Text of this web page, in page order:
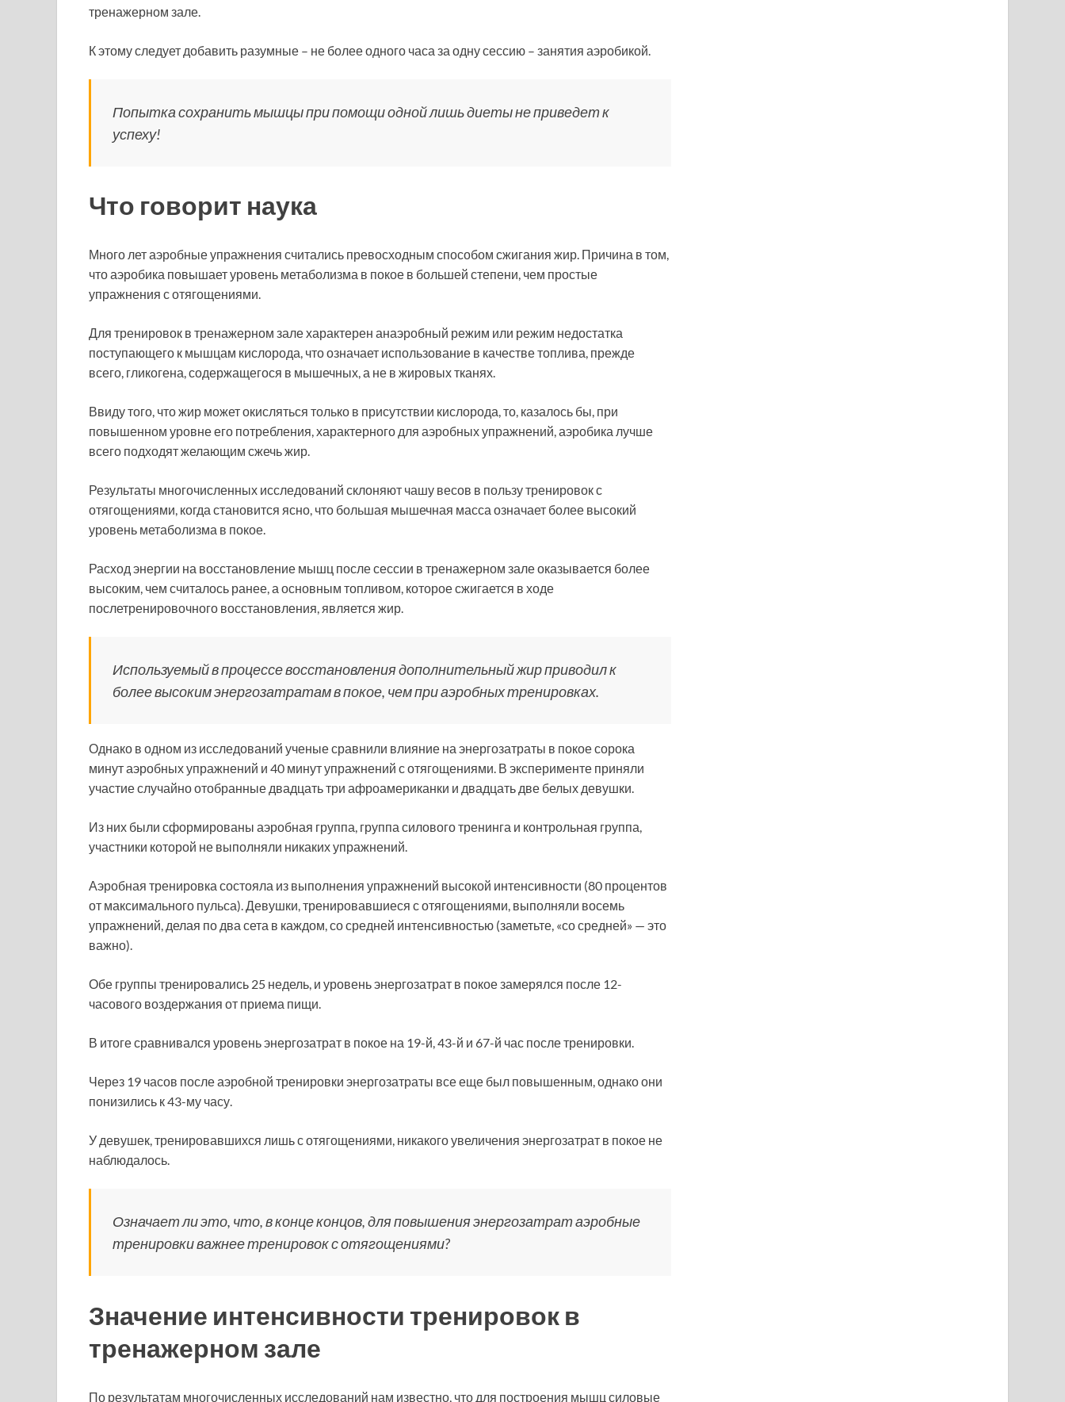
тренажерном зале.
К этому следует добавить разумные – не более одного часа за одну сессию – занятия аэробикой.
Попытка сохранить мышцы при помощи одной лишь диеты не приведет к
успеху!
Что говорит наука
Много лет аэробные упражнения считались превосходным способом сжигания жир. Причина в том,
что аэробика повышает уровень метаболизма в покое в большей степени, чем простые
упражнения с отягощениями.
Для тренировок в тренажерном зале характерен анаэробный режим или режим недостатка
поступающего к мышцам кислорода, что означает использование в качестве топлива, прежде
всего, гликогена, содержащегося в мышечных, а не в жировых тканях.
Ввиду того, что жир может окисляться только в присутствии кислорода, то, казалось бы, при
повышенном уровне его потребления, характерного для аэробных упражнений, аэробика лучше
всего подходят желающим сжечь жир.
Результаты многочисленных исследований склоняют чашу весов в пользу тренировок с
отягощениями, когда становится ясно, что большая мышечная масса означает более высокий
уровень метаболизма в покое.
Расход энергии на восстановление мышц после сессии в тренажерном зале оказывается более
высоким, чем считалось ранее, а основным топливом, которое сжигается в ходе
послетренировочного восстановления, является жир.
Используемый в процессе восстановления дополнительный жир приводил к
более высоким энергозатратам в покое, чем при аэробных тренировках.
Однако в одном из исследований ученые сравнили влияние на энергозатраты в покое сорока
минут аэробных упражнений и 40 минут упражнений с отягощениями. В эксперименте приняли
участие случайно отобранные двадцать три афроамериканки и двадцать две белых девушки.
Из них были сформированы аэробная группа, группа силового тренинга и контрольная группа,
участники которой не выполняли никаких упражнений.
Аэробная тренировка состояла из выполнения упражнений высокой интенсивности (80 процентов
от максимального пульса). Девушки, тренировавшиеся с отягощениями, выполняли восемь
упражнений, делая по два сета в каждом, со средней интенсивностью (заметьте, «со средней» — это
важно).
Обе группы тренировались 25 недель, и уровень энергозатрат в покое замерялся после 12-
часового воздержания от приема пищи.
В итоге сравнивался уровень энергозатрат в покое на 19-й, 43-й и 67-й час после тренировки.
Через 19 часов после аэробной тренировки энергозатраты все еще был повышенным, однако они
понизились к 43-му часу.
У девушек, тренировавшихся лишь с отягощениями, никакого увеличения энергозатрат в покое не
наблюдалось.
Означает ли это, что, в конце концов, для повышения энергозатрат аэробные
тренировки важнее тренировок с отягощениями?
Значение интенсивности тренировок в
тренажерном зале
По результатам многочисленных исследований нам известно, что для построения мышц силовые